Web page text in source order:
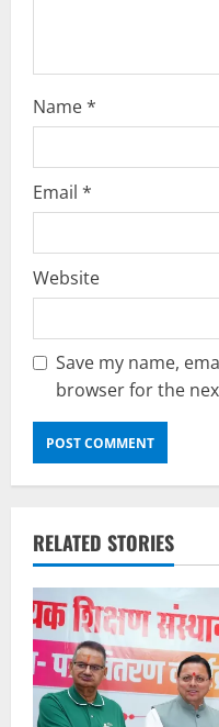
n
Name*
Email *
Website
Save my name,
browser for the
RELATED STORIES